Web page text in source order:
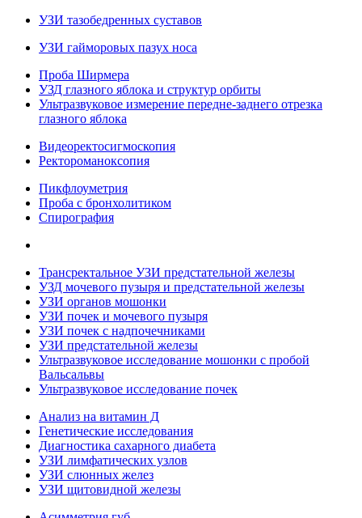
УЗИ тазобедренных суставов
УЗИ гайморовых пазух носа
Проба Ширмера
УЗД глазного яблока и структур орбиты
Ультразвуковое измерение передне-заднего отрезка
глазного яблока
Видеоректосигмоскопия
Ректороманоксопия
Пикфлоуметрия
Проба с бронхолитиком
Спирография
Трансректальное УЗИ предстательной железы
УЗД мочевого пузыря и предстательной железы
УЗИ органов мошонки
УЗИ почек и мочевого пузыря
УЗИ почек с надпочечниками
УЗИ предстательной железы
Ультразвуковое исследование мошонки с пробой
Вальсальвы
Ультразвуковое исследование почек
Анализ на витамин Д
Генетические исследования
Диагностика сахарного диабета
УЗИ лимфатических узлов
УЗИ слюнных желез
УЗИ щитовидной железы